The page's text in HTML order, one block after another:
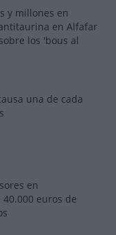
y millones en
en Alfafar
los 'bous al
una de cada
en
euros de